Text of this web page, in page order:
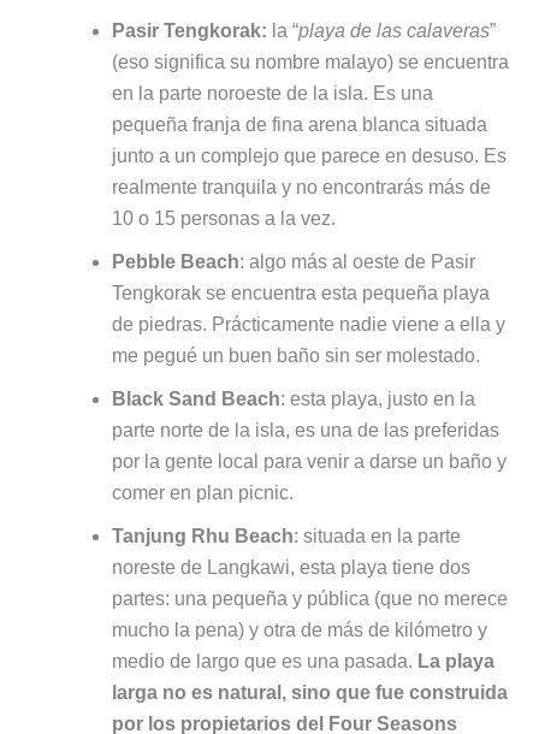
Pasir Tengkorak: la “playa de las calaveras”
(eso significa su nombre malayo) se encuentra
en la parte noroeste de la isla. Es una
pequeña franja de fina arena blanca situada
junto a un complejo que parece en desuso. Es
realmente tranquila y no encontrarás más de
10 o 15 personas a la vez.
Pebble Beach: algo más al oeste de Pasir
Tengkorak se encuentra esta pequeña playa
de piedras. Prácticamente nadie viene a ella y
me pegué un buen baño sin ser molestado.
Black Sand Beach: esta playa, justo en la
parte norte de la isla, es una de las preferidas
por la gente local para venir a darse un baño y
comer en plan picnic.
Tanjung Rhu Beach: situada en la parte
noreste de Langkawi, esta playa tiene dos
partes: una pequeña y pública (que no merece
mucho la pena) y otra de más de kilómetro y
medio de largo que es una pasada. La playa
larga no es natural, sino que fue construida
por los propietarios del Four Seasons